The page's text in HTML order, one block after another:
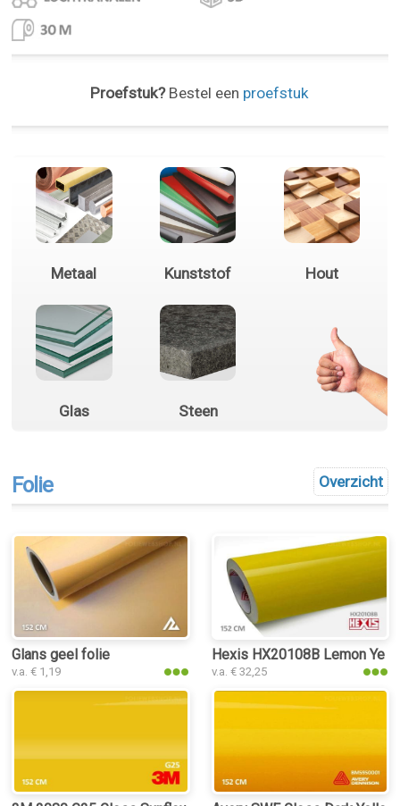
Proefstuk?Bestel een proefstuk
Metaal Kunststof Hout
Glas Steen
Overzicht
Folie
Glans geel folie
v.a. € 1,19
Hexis HX20108B Lemon
v.a. € 32,25